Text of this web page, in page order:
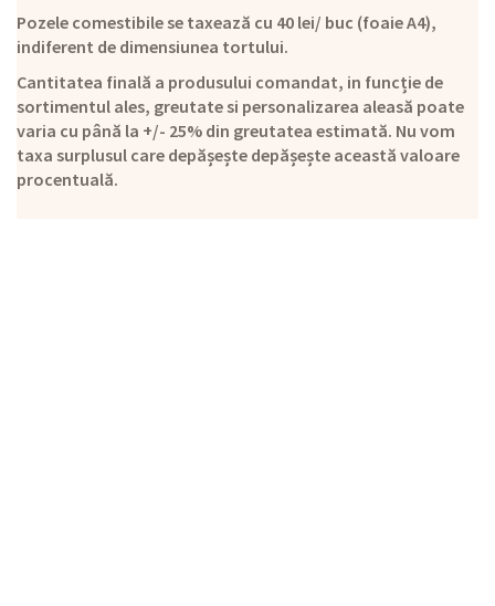
Pozele comestibile se taxează cu 40 lei/ buc (foaie A4),
indiferent de dimensiunea tortului.
Cantitatea finală a produsului comandat, in funcție de
sortimentul ales, greutate si personalizarea aleasă poate
varia cu până la +/- 25% din greutatea estimată. Nu vom
taxa surplusul care depășește depășește această valoare
procentuală.